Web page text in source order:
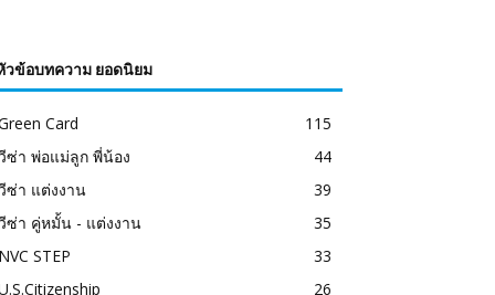
วข้อบทความ ยอดนิยม
Card
115
ซ่า พ่อแม่ลูก พี่น้อง
44
ซ่า แต่งงาน
39
ซ่า คู่หมั้น - แต่งงาน
35
NVC STEP
33
26